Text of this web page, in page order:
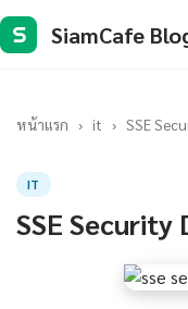
S SiamCafe
หน้าแรก › it › SSE
IT
SSE Security